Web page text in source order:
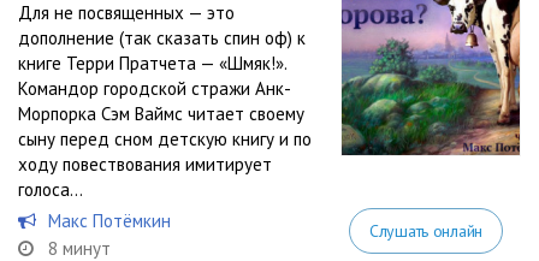
Для не посвященных — это
дополнение (так сказать спин оф) к
книге Терри Пратчета — «Шмяк!».
Командор городской стражи Анк-
Морпорка Сэм Ваймс читает своему
сыну перед сном детскую книгу и по
ходу повествования имитирует
голоса...
Макс Потёмкин
8 минут
Слушать онлайн